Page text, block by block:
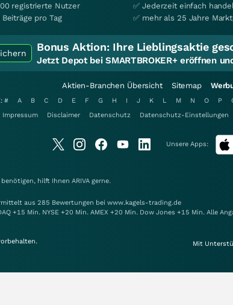
registrierte Nutzer
pro Tag
✅ Jederzeit einfach
✅ mehr als 25 Jahre
Bonus Aktion: Ihre Lieblingsaktie
Jetzt Depot bei SMARTBROKER+ eröffnen
Aktien-Branchen Übersicht Sitemap
# A B C D E F G H I J K L M N O P
Impressum
Disclaimer Datenschutz Datenschutz-Einstellungen
Unsere Apps:
hilft Ihnen ARIVA gerne.
aus 285 Bewertungen bei www.kagels-trading.de
+15 Min. NYSE +20 Min. AMEX +20 Min. Dow Jones +15 Min. Alle
Mit